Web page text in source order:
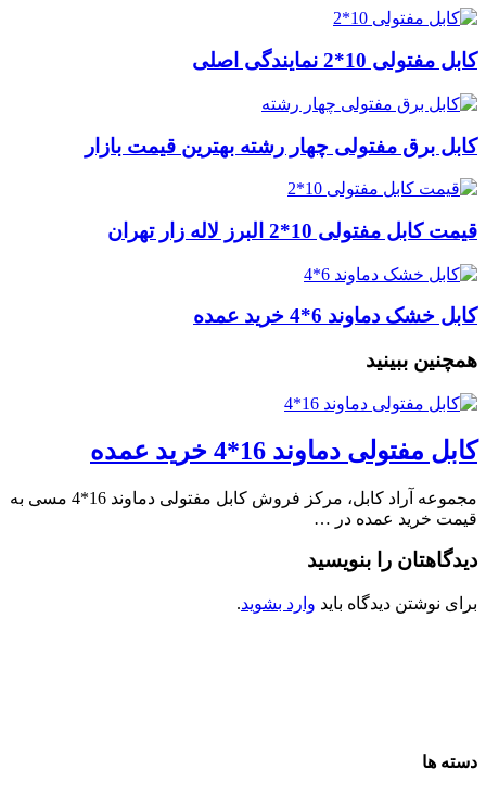
کابل مفتولی 10*2 نمایندگی اصلی
کابل برق مفتولی چهار رشته بهترین قیمت بازار
قیمت کابل مفتولی 10*2 البرز لاله زار تهران
کابل خشک دماوند 6*4 خرید عمده
همچنین ببینید
کابل مفتولی دماوند 16*4 خرید عمده
مجموعه آراد کابل، مرکز فروش کابل مفتولی دماوند 16*4 مسی به
قیمت خرید عمده در …
دیدگاهتان را بنویسید
برای نوشتن دیدگاه باید وارد بشوید.
دسته ها